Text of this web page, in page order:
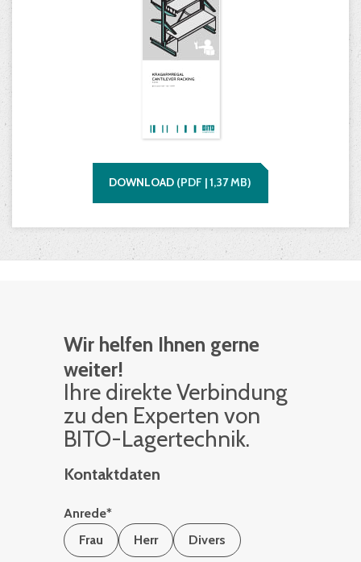
DOWNLOAD (PDF |1,37MB)
Wir helfen Ihnen gerne
weiter!
Ihre di­rek­te Ver­bin­dung
zu den Ex­per­ten von
BITO-La­ger­tech­nik.
Kontaktdaten
Anrede*
Frau
Herr Divers